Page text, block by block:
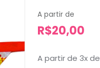
A partir de
R$20,00
A partir de 3x de